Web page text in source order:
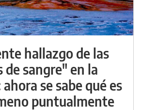
hallazgo de las
de sangre" en la
se sabe qué es
puntualmente